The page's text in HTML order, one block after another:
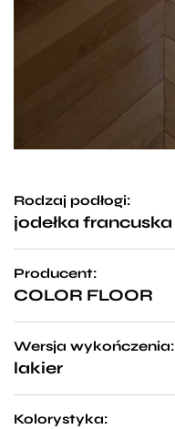
Rodzaj podłogi:
jodełka francuska
Producent:
COLOR FLOOR
Wersja wykończenia:
lakier
Kolorystyka: